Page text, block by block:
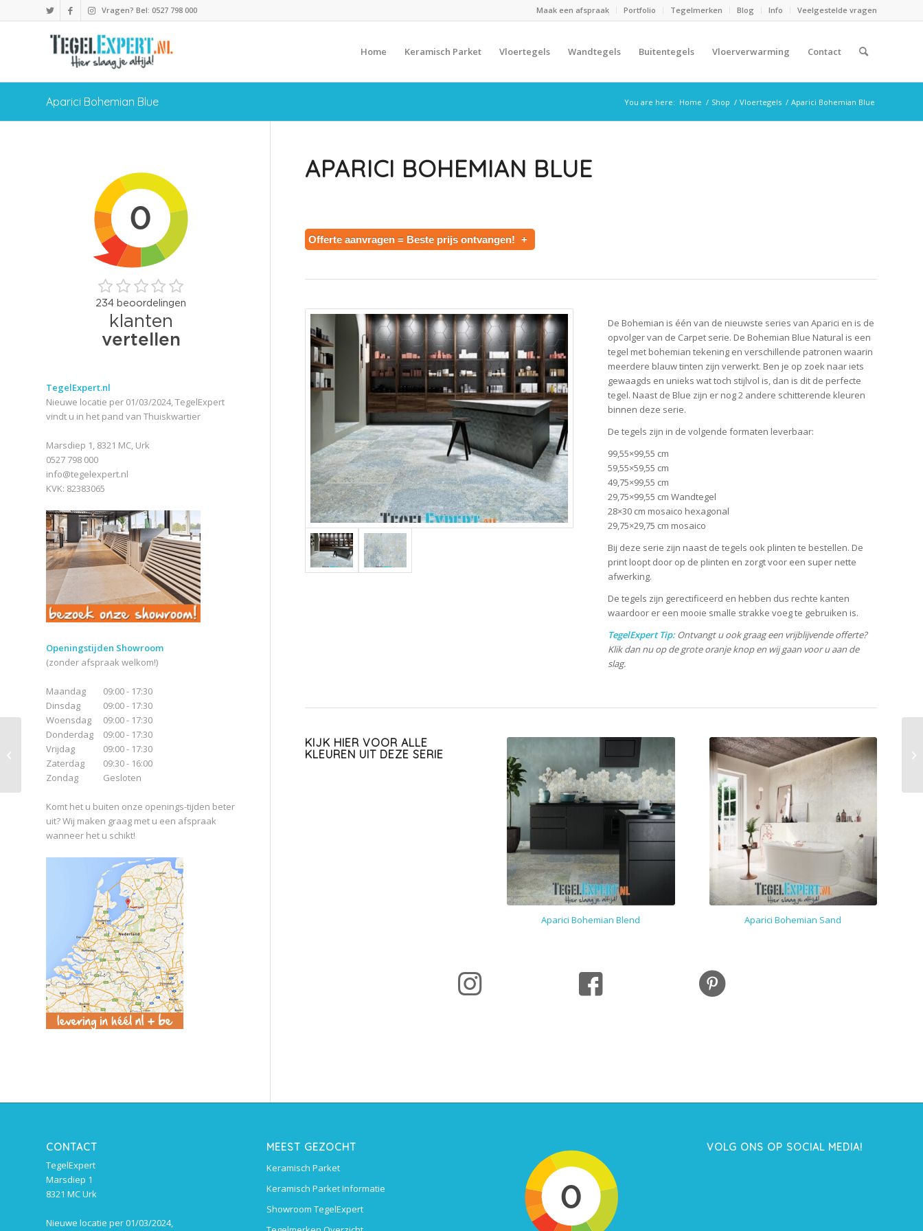
Maak een afspraak Portfolio Tegelmerken Blog Info Veelgestelde vragen
Vragen? Bel: 0527 798 000
Home Keramisch Parket Vloertegels Wandtegels Buitentegels Vloerverwarming Contact
Aparici Bohemian Blue You are here: Home / Shop / Vloertegels / Aparici Bohemian Blue
APARICI BOHEMIAN BLUE
Offerte aanvragen = Beste prijs ontvangen! +
De Bohemian is één van de nieuwste series van Aparici en is de
opvolger van de Carpet serie. De Bohemian Blue Natural is een
tegel met bohemian tekening en verschillende patronen waarin
meerdere blauw tinten zijn verwerkt. Ben je op zoek naar iets
gewaagds en unieks wat toch stijlvol is, dan is dit de perfecte
tegel. Naast de Blue zijn er nog 2 andere schitterende kleuren
binnen deze serie.
De tegels zijn in de volgende formaten leverbaar:
99,55×99,55 cm
59,55×59,55 cm
49,75×99,55 cm
29,75×99,55 cm Wandtegel
28×30 cm mosaico hexagonal
29,75×29,75 cm mosaico
Bij deze serie zijn naast de tegels ook plinten te bestellen. De
print loopt door op de plinten en zorgt voor een super nette
afwerking.
De tegels zijn gerectificeerd en hebben dus rechte kanten
waardoor er een mooie smalle strakke voeg te gebruiken is.
TegelExpert Tip:Ontvangt u ook graag een vrijblijvende offerte?
Klik dan nu op de grote oranje knop en wij gaan voor u aan de
slag.
KIJK HIER VOOR ALLE
KLEUREN UIT DEZE SERIE
Aparici Bohemian Blend Aparici Bohemian Sand
TegelExpert.nl
Nieuwe locatie per 01/03/2024, TegelExpert
vindt u in het pand van Thuiskwartier
Marsdiep 1, 8321 MC, Urk
0527 798 000
info@tegelexpert.nl
KVK: 82383065
Openingstijden Showroom
(zonder afspraak welkom!)
Maandag
Dinsdag
Woensdag
Donderdag
Vrijdag
Zaterdag
Zondag
09:00 - 17:30
09:00 - 17:30
09:00 - 17:30
09:00 - 17:30
09:00 - 17:30
09:30 - 16:00
Gesloten
Komt het u buiten onze openings-tijden beter
uit? Wij maken graag met u een afspraak
wanneer het u schikt!
CONTACT
TegelExpert
Marsdiep 1
8321 MC Urk
Nieuwe locatie per 01/03/2024,
MEEST GEZOCHT
Keramisch Parket
Keramisch Parket Informatie
Showroom TegelExpert
VOLG ONS OP SOCIAL MEDIA!
Aparici Bohemian